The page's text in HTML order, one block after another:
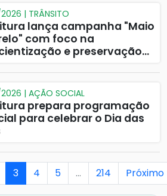
| TRÂNSITO
lança campanha "Maio
com foco na
e preservação
| AÇÃO SOCIAL
prepara programação
para celebrar o Dia das
3 4 5 … 214 Próximo